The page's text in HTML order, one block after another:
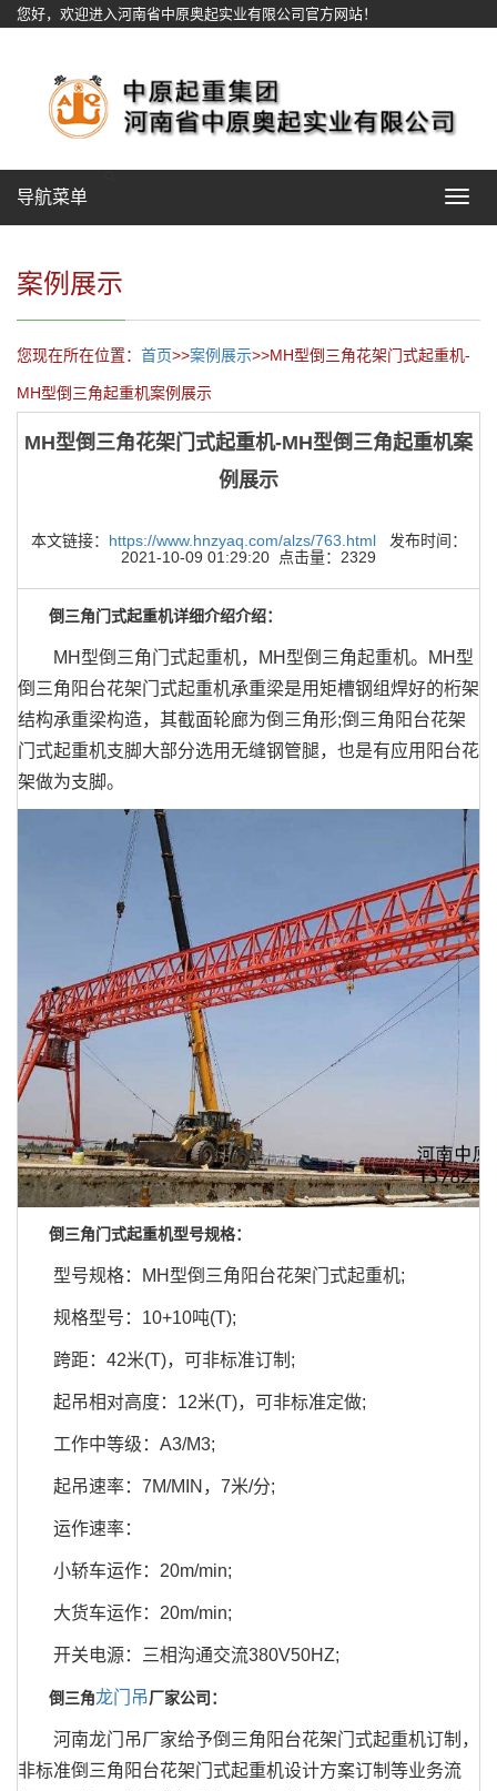
您好，欢迎进入河南省中原奥起实业有限公司官方网站！
Toggle
导航菜单
案例展示
您现在所在位置： 首页>>案例展示>>MH型倒三角花架门式起重机-
MH型倒三角起重机案例展示
MH型倒三角花架门式起重机-MH型倒三角起重机案
例展示
本文链接： https://www.hnzyaq.com/alzs/763.html发布时间：
2021-10-09 01:29:20 点击量：2329
倒三角门式起重机详细介绍介绍：
MH型倒三角门式起重机，MH型倒三角起重机。MH型
倒三角阳台花架门式起重机承重梁是用矩槽钢组焊好的桁架
结构承重梁构造，其截面轮廊为倒三角形;倒三角阳台花架
门式起重机支脚大部分选用无缝钢管腿，也是有应用阳台花
架做为支脚。
倒三角门式起重机型号规格：
型号规格：MH型倒三角阳台花架门式起重机;
规格型号：10+10吨(T);
跨距：42米(T)，可非标准订制;
起吊相对高度：12米(T)，可非标准定做;
工作中等级：A3/M3;
起吊速率：7M/MIN，7米/分;
运作速率：
小轿车运作：20m/min;
大货车运作：20m/min;
开关电源：三相沟通交流380V50HZ;
倒三角龙门吊厂家公司：
河南龙门吊厂家给予倒三角阳台花架门式起重机订制，
非标准倒三角阳台花架门式起重机设计方案订制等业务流